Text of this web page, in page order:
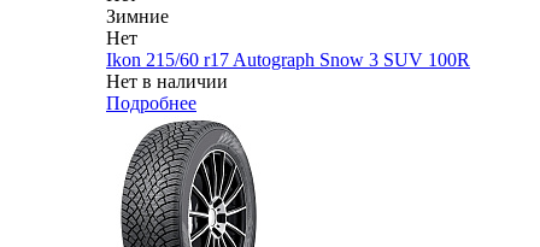
Зимние
Нет
Ikon 215/60 r17 Autograph Snow 3 SUV 100R
Нет в наличии
Подробнее